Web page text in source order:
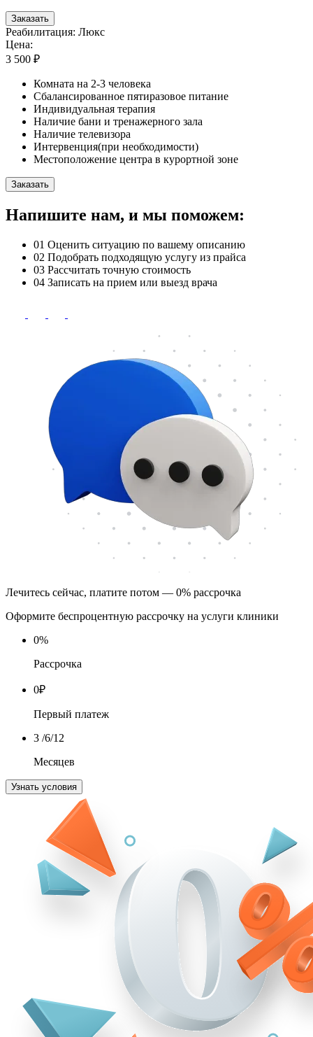
Заказать
Реабилитация: Люкс
Цена:
3 500 ₽
Комната на 2-3 человека
Сбалансированное пятиразовое питание
Индивидуальная терапия
Наличие бани и тренажерного зала
Наличие телевизора
Интервенция(при необходимости)
Местоположение центра в курортной зоне
Заказать
Напишите нам, и мы поможем:
01 Оценить ситуацию по вашему описанию
02 Подобрать подходящую услугу из прайса
03 Рассчитать точную стоимость
04 Записать на прием или выезд врача
Лечитесь сейчас, платите потом — 0% рассрочка
Оформите беспроцентную рассрочку на услуги клиники
0%
Рассрочка
0₽
Первый платеж
3 /6/12
Месяцев
Узнать условия